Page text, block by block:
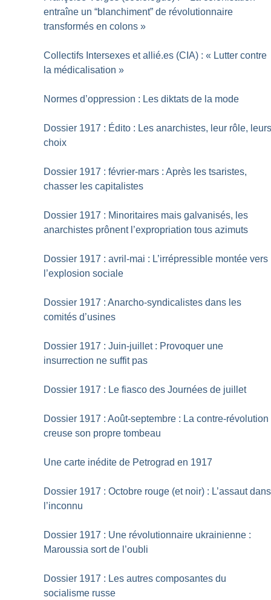
entraîne un “blanchiment” de révolutionnaire
transformés en colons »
Collectifs Intersexes et allié.es (CIA) : « Lutter contre
la médicalisation »
Normes d’oppression : Les diktats de la mode
Dossier 1917 : Édito : Les anarchistes, leur rôle,
choix
Dossier 1917 : février-mars : Après les tsaristes,
chasser les capitalistes
Dossier 1917 : Minoritaires mais galvanisés, les
anarchistes prônent l’expropriation tous azimuts
Dossier 1917 : avril-mai : L’irrépressible montée vers
l’explosion sociale
Dossier 1917 : Anarcho-syndicalistes dans les
comités d’usines
Dossier 1917 : Juin-juillet : Provoquer une
insurrection ne suffit pas
Dossier 1917 : Le fiasco des Journées de juillet
Dossier 1917 : Août-septembre : La contre-révolution
creuse son propre tombeau
Une carte inédite de Petrograd en 1917
Dossier 1917 : Octobre rouge (et noir) : L’assaut dans
l’inconnu
Dossier 1917 : Une révolutionnaire ukrainienne :
Maroussia sort de l’oubli
Dossier 1917 : Les autres composantes du
socialisme russe